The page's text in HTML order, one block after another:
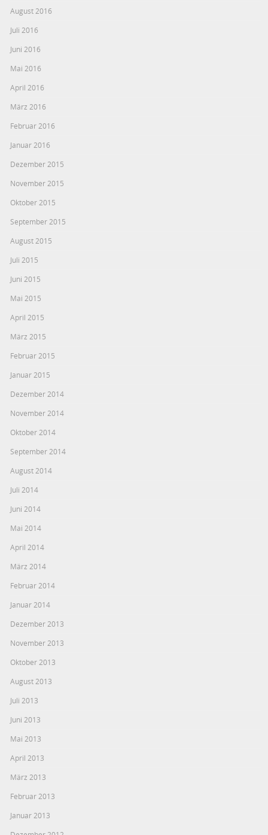
August 2016
Juli 2016
Juni 2016
Mai 2016
April 2016
März 2016
Februar 2016
Januar 2016
Dezember 2015
November 2015
Oktober 2015
September 2015
August 2015
Juli 2015
Juni 2015
Mai 2015
April 2015
März 2015
Februar 2015
Januar 2015
Dezember 2014
November 2014
Oktober 2014
September 2014
August 2014
Juli 2014
Juni 2014
Mai 2014
April 2014
März 2014
Februar 2014
Januar 2014
Dezember 2013
November 2013
Oktober 2013
August 2013
Juli 2013
Juni 2013
Mai 2013
April 2013
März 2013
Februar 2013
Januar 2013